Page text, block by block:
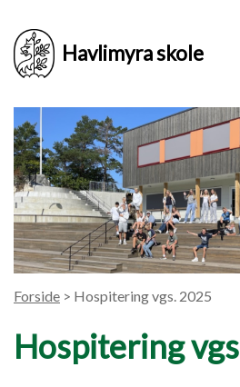
Havlimyra skole
Forside > Hospitering vgs. 2025
Hospitering